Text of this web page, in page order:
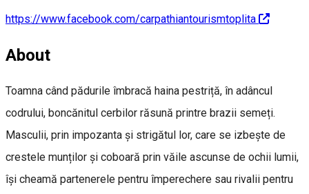
https://www.facebook.com/carpathiantourismtoplita
About
Toamna când pădurile îmbracă haina pestriță, în adâncul
codrului, boncănitul cerbilor răsună printre brazii semeți.
Masculii, prin impozanta și strigătul lor, care se izbește de
crestele munților și coboară prin văile ascunse de ochii lumii,
își cheamă partenerele pentru împerechere sau rivalii pentru